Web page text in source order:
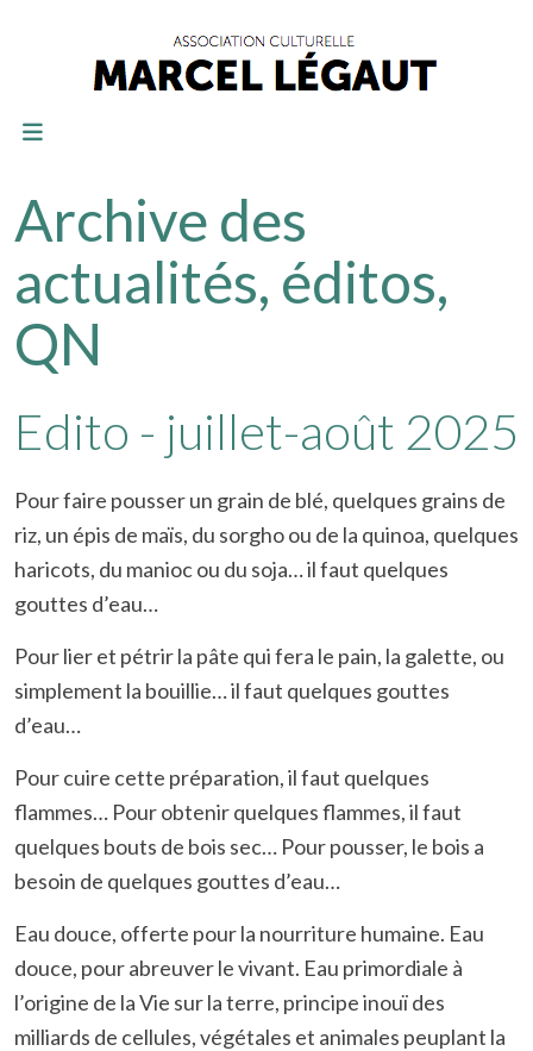
Archive des
actualités, éditos,
QN
Edito - juillet-août 2025
Pour faire pousser un grain de blé, quelques grains de
riz, un épis de maïs, du sorgho ou de la quinoa, quelques
haricots, du manioc ou du soja… il faut quelques
gouttes d’eau…
Pour lier et pétrir la pâte qui fera le pain, la galette, ou
simplement la bouillie… il faut quelques gouttes
d’eau…
Pour cuire cette préparation, il faut quelques
flammes… Pour obtenir quelques flammes, il faut
quelques bouts de bois sec… Pour pousser, le bois a
besoin de quelques gouttes d’eau…
Eau douce, offerte pour la nourriture humaine. Eau
douce, pour abreuver le vivant. Eau primordiale à
l’origine de la Vie sur la terre, principe inouï des
milliards de cellules, végétales et animales peuplant la